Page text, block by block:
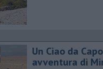
Un Ciao da
avventura di